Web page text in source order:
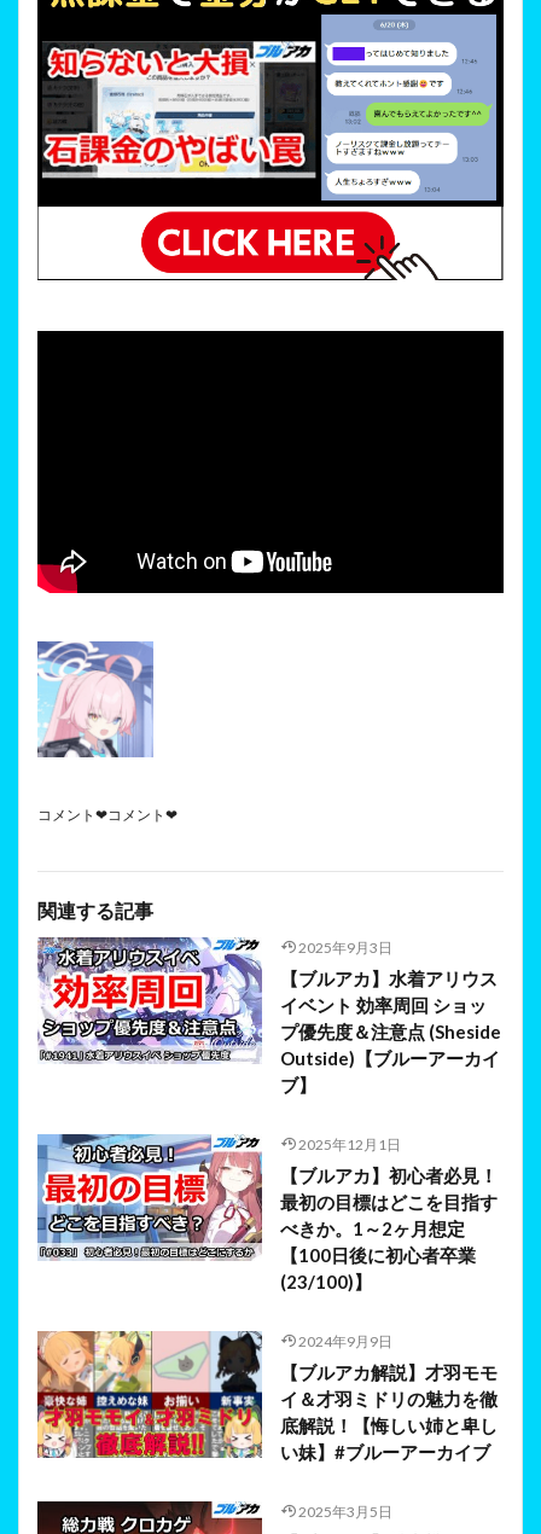
コメント❤コメント❤
関連する記事
2025年9月3日
【ブルアカ】水着アリウス
イベント 効率周回 ショッ
プ優先度＆注意点 (Sheside
Outside)【ブルーアーカイ
ブ】
2025年12月1日
【ブルアカ】初心者必見！
最初の目標はどこを目指す
べきか。1～2ヶ月想定
【100日後に初心者卒業
(23/100)】
2024年9月9日
【ブルアカ解説】才羽モモ
イ＆才羽ミドリの魅力を徹
底解説！【悔しい姉と卑し
い妹】#ブルーアーカイブ
2025年3月5日